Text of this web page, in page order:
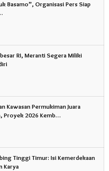
Basamo”, Organisasi Pers Siap
RI, Meranti Segera Miliki
Kawasan Permukiman Juara
Proyek 2026 Kemb…
Tinggi Timur: Isi Kemerdekaan
Karya